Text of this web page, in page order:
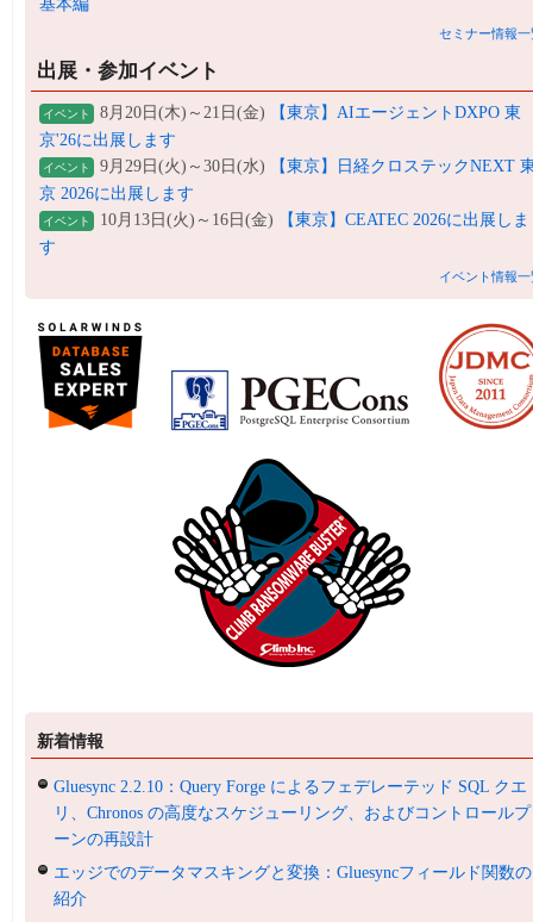
基本編
セミナー情報一
出展・参加イベント
イベント 8月20日(木)～21日(金)
【東京】AIエージェントDXPO 東
京'26に出展します
イベント 9月29日(火)～30日(水)
【東京】日経クロステックNEXT
京 2026に出展します
イベント 10月13日(火)～16日(金)
【東京】CEATEC 2026に出展しま
す
イベント情報一
新着情報
Gluesync 2.2.10：Query Forge によるフェデレーテッド SQL クエ
リ、Chronos の高度なスケジューリング、およびコントロール
ーンの再設計
エッジでのデータマスキングと変換：Gluesyncフィールド関数の
紹介